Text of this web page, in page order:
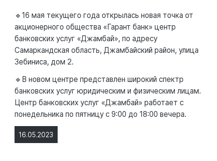
16.05.2023
🔹16 мая текущего года открылась новая точка от
акционерного общества «Гарант банк» центр
банковских услуг «Джамбай», по адресу
Самаркандская область, Джамбайский район, улица
Зебиниса, дом 2.
🔹В новом центре представлен широкий спектр
банковских услуг юридическим и физическим лицам.
Центр банковских услуг «Джамбай» работает с
понедельника по пятницу с 9:00 до 18:00 вечера.